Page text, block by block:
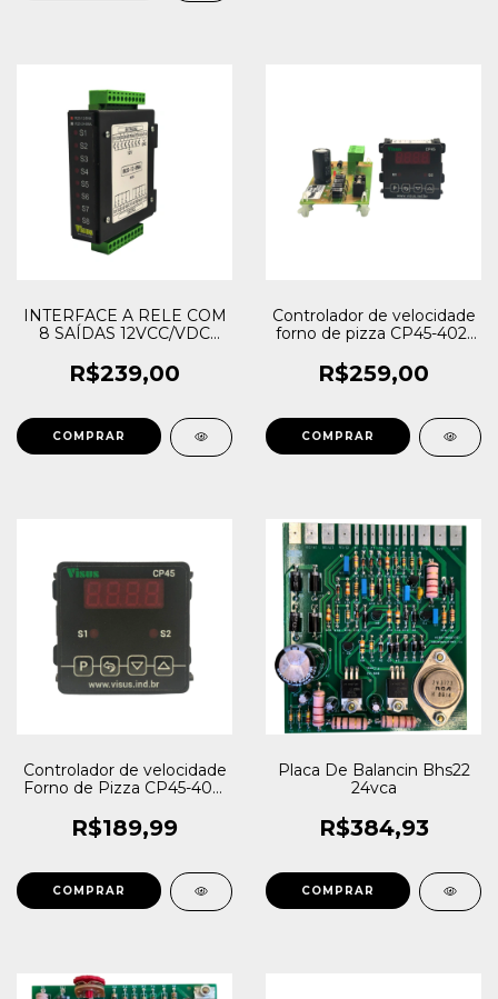
INTERFACE A RELE COM
8 SAÍDAS 12VCC/VDC
R$239,00
Controlador de velocidade
forno de pizza CP45-402-
Placa de controle
R$259,00
Controlador de velocidade
Forno de Pizza CP45-402-
R$189,99
Placa De Balancin Bhs22
24vca
R$384,93